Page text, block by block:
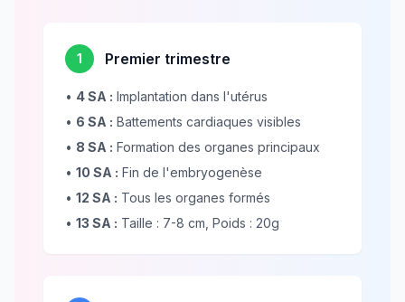
1 Premier trimestre
• 4 SA : Implantation dans l'utérus
• 6 SA : Battements cardiaques visibles
• 8 SA : Formation des organes principaux
• 10 SA : Fin de l'embryogenèse
• 12 SA : Tous les organes formés
• 13 SA : Taille : 7-8 cm, Poids : 20g